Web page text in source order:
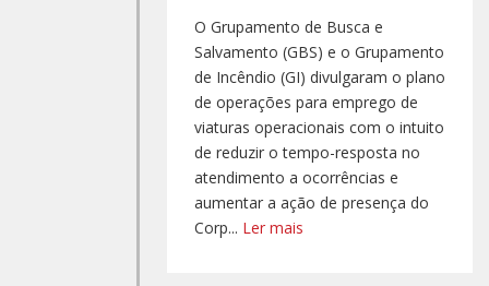
O Grupamento de Busca e
Salvamento (GBS) e o Grupamento
de Incêndio (GI) divulgaram o plano
de operações para emprego de
viaturas operacionais com o intuito
de reduzir o tempo-resposta no
atendimento a ocorrências e
aumentar a ação de presença do
Corp... Ler mais